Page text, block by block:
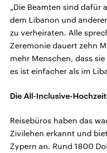
„Die Beamten sind dafür
dem Libanon und
zu verheiraten. Alle
Zeremonie dauert zehn
mehr Menschen, dass
es ist einfacher als im
Die All-Inclusive-
Reisebüros haben das
Zivilehen erkannt und
Zypern an. Rund 1800